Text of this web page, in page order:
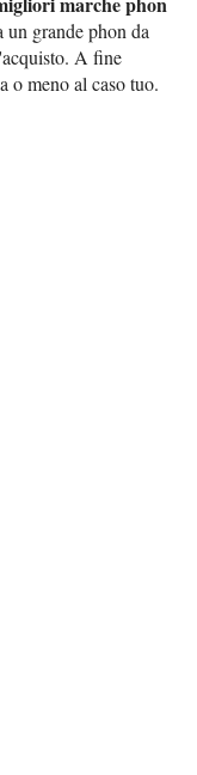
grande phon da
A fine
o meno al caso tuo.